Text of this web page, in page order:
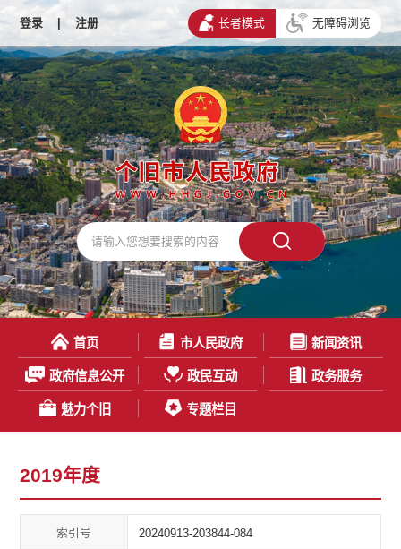
登录 | 注册 长者模式 无障碍浏览
首页 市人民政府 新闻资讯
政府信息公开 政民互动 政务服务
魅力个旧 专题栏目
2019年度
索引号 20240913-203844-084